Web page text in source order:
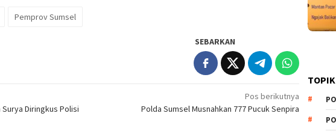
Pemprov Sumsel
SEBARKAN
Diringkus Polisi
Pos berikutnya
Polda Sumsel Musnahkan 777 Pucuk Senpira